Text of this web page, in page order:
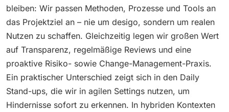
bleiben: Wir passen Methoden, Prozesse und Tools an
das Projektziel an – nie um desigo, sondern um realen
Nutzen zu schaffen. Gleichzeitig legen wir großen Wert
auf Transparenz, regelmäßige Reviews und eine
proaktive Risiko- sowie Change-Management-Praxis.
Ein praktischer Unterschied zeigt sich in den Daily
Stand-ups, die wir in agilen Settings nutzen, um
Hindernisse sofort zu erkennen. In hybriden Kontexten